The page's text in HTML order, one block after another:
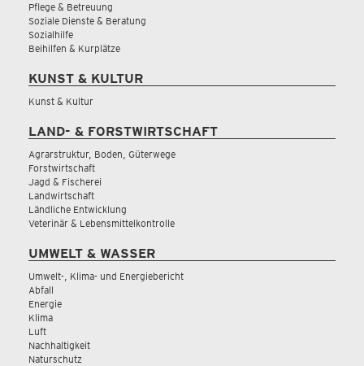
Pflege & Betreuung
Soziale Dienste & Beratung
Sozialhilfe
Beihilfen & Kurplätze
KUNST & KULTUR
Kunst & Kultur
LAND- & FORSTWIRTSCHAFT
Agrarstruktur, Boden, Güterwege
Forstwirtschaft
Jagd & Fischerei
Landwirtschaft
Ländliche Entwicklung
Veterinär & Lebensmittelkontrolle
UMWELT & WASSER
Umwelt-, Klima- und Energiebericht
Abfall
Energie
Klima
Luft
Nachhaltigkeit
Naturschutz